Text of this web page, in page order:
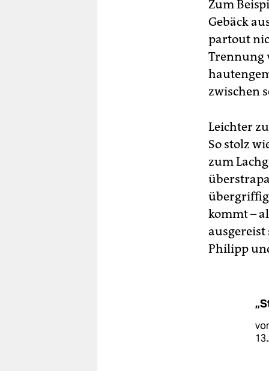
Zum
Gebäck
partout
Trennung
zwischen
Leichter
So stolz
zum
kommt –
ausgereist
Philipp